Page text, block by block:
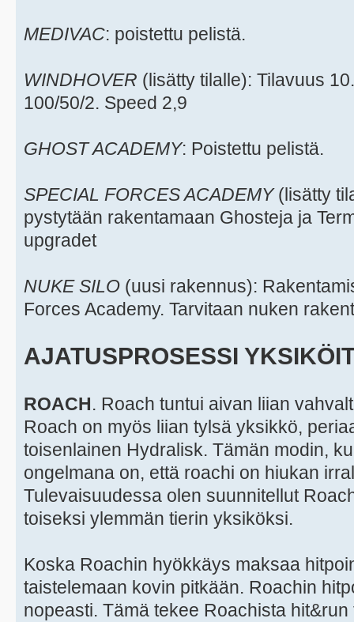
MEDIVAC: poistettu pelistä.
WINDHOVER (lisätty tilalle): Tilavuus
100/50/2. Speed 2,9
GHOST ACADEMY: Poistettu pelistä.
SPECIAL FORCES ACADEMY(lisätty
pystytään rakentamaan Ghosteja ja
upgradet
NUKE SILO (uusi rakennus):
Forces Academy. Tarvitaan nuken
AJATUSPROSESSI
ROACH. Roach tuntui aivan liian
Roach on myös liian tylsä yksikkö,
toisenlainen Hydralisk. Tämän modin,
ongelmana on, että roachi on hiukan
Tulevaisuudessa olen suunnitellut
toiseksi ylemmän tierin yksiköksi.
Koska Roachin hyökkäys maksaa
taistelemaan kovin pitkään. Roachin
nopeasti. Tämä tekee Roachista